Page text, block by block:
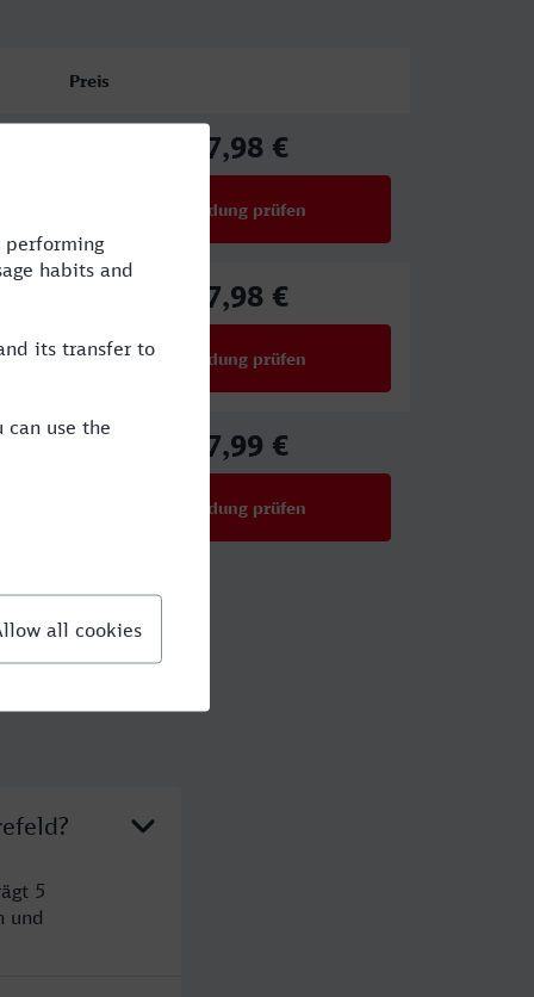
Preis
77,98 €
Verbindung prüfen
67,98 €
Verbindung prüfen
47,99 €
Verbindung prüfen
5
und